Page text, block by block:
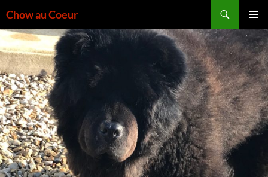
au
contenu
Chow au Coeur
MENU